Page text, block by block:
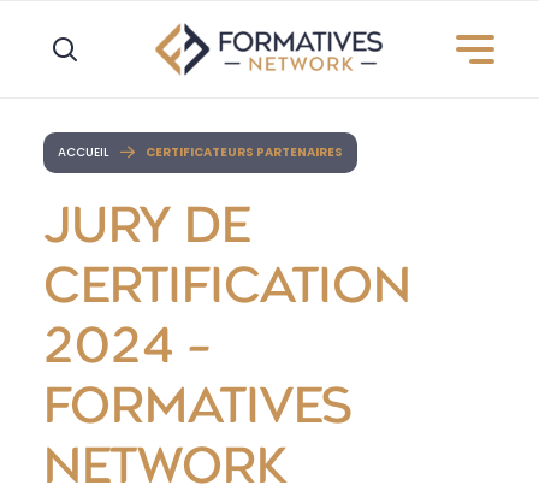
ACCUEIL CERTIFICATEURS PARTENAIRES
JURY DE
CERTIFICATION
2024 –
FORMATIVES
NETWORK